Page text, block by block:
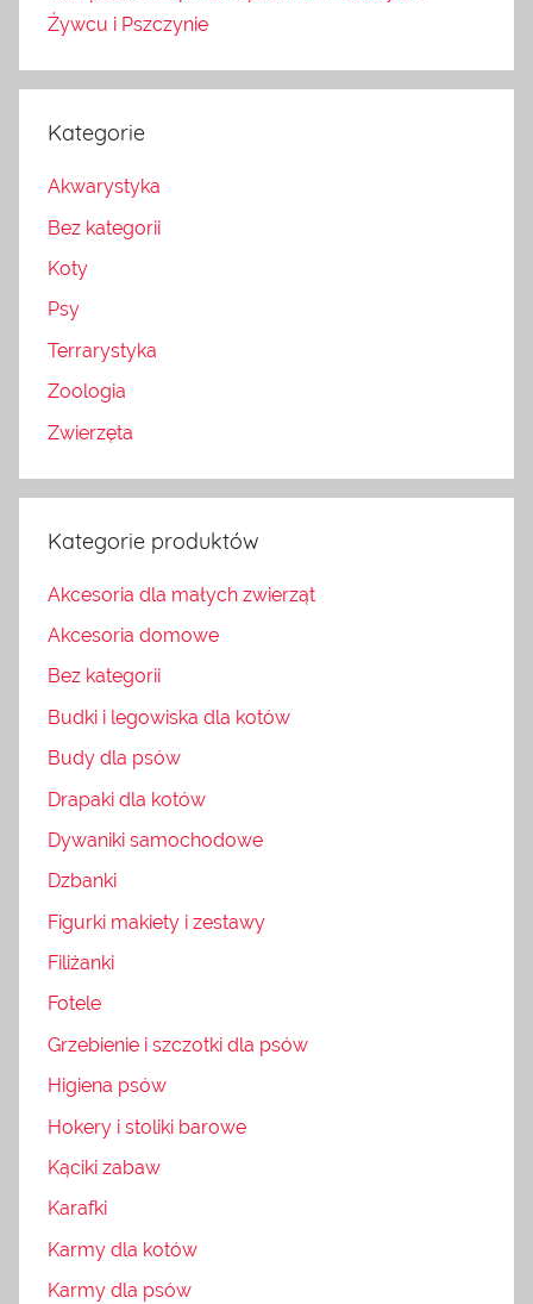
Żywcu i Pszczynie
Kategorie
Akwarystyka
Bez kategorii
Koty
Psy
Terrarystyka
Zoologia
Zwierzęta
Kategorie produktów
Akcesoria dla małych zwierząt
Akcesoria domowe
Bez kategorii
Budki i legowiska dla kotów
Budy dla psów
Drapaki dla kotów
Dywaniki samochodowe
Dzbanki
Figurki makiety i zestawy
Filiżanki
Fotele
Grzebienie i szczotki dla psów
Higiena psów
Hokery i stoliki barowe
Kąciki zabaw
Karafki
Karmy dla kotów
Karmy dla psów